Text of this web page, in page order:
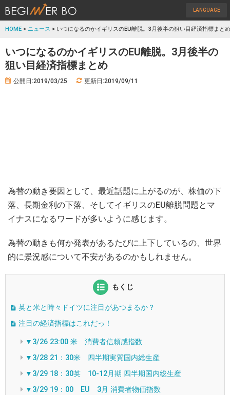
LANGUAGE
HOME > ニュース > いつになるのかイギリスのEU離脱。3月後半の狙い目経済指標まとめ
いつになるのかイギリスのEU離脱。3月後半の
狙い目経済指標まとめ
公開日:2019/03/25 更新日:2019/09/11
為替の動き要因として、最近話題に上がるのが、株価の下
落、長期金利の下落、そしてイギリスのEU離脱問題とマ
イナスになるワードが多いように感じます。
為替の動きも何か発表があるたびに上下しているの、世界
的に景況感について不安があるのかもしれません。
もくじ
英と米と時々ドイツに注目があつまるか？
注目の経済指標はこれだっ！
▼3/26 23:00 米 消費者信頼感指数
▼3/28 21：30米 四半期実質国内総生産
▼3/29 18：30英 10-12月期 四半期国内総生産
▼3/29 19：00 EU 3月 消費者物価指数